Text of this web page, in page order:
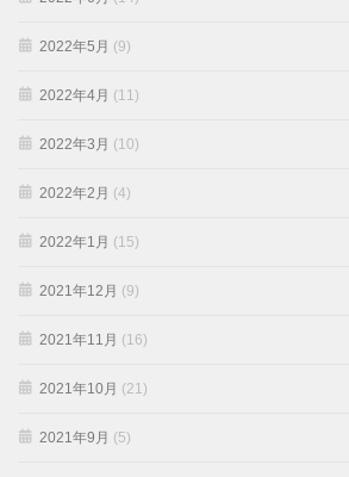
2022年5月 (9)
2022年4月 (11)
2022年3月 (10)
2022年2月 (4)
2022年1月 (15)
2021年12月 (9)
2021年11月 (16)
2021年10月 (21)
2021年9月 (5)